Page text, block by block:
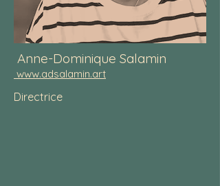
Anne-Dominique Salamin
www.adsalamin.art
Directrice